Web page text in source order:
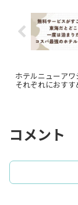
ホテルニューア
それぞれにおす
コメント